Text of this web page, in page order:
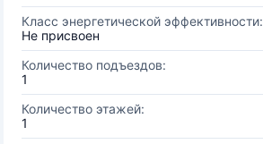
Класс энергетической эффективности:
Не присвоен
Количество подъездов:
1
Количество этажей:
1